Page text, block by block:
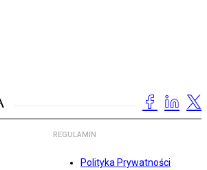
REGULAMIN
Polityka Prywatności